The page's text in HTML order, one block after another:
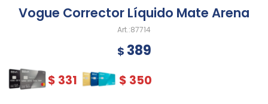
Vogue Corrector Líquido Mate Arena
87714
$ 389
$ 331 $ 350